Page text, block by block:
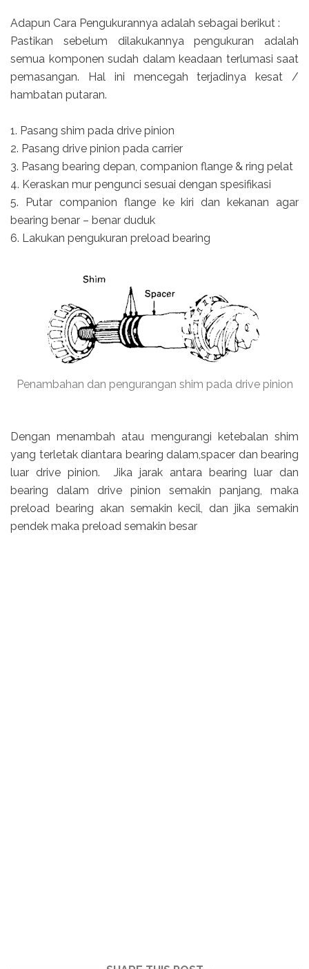
Adapun Cara Pengukurannya adalah sebagai berikut :
Pastikan sebelum dilakukannya pengukuran adalah
semua komponen sudah dalam keadaan terlumasi saat
pemasangan. Hal ini mencegah terjadinya kesat /
hambatan putaran.
1. Pasang shim pada drive pinion
2. Pasang drive pinion pada carrier
3. Pasang bearing depan, companion flange & ring pelat
4. Keraskan mur pengunci sesuai dengan spesifikasi
5. Putar companion flange ke kiri dan kekanan agar
bearing benar – benar duduk
6. Lakukan pengukuran preload bearing
Penambahan dan pengurangan shim pada drive pinion
Dengan menambah atau mengurangi ketebalan shim
yang terletak diantara bearing dalam,spacer dan bearing
luar drive pinion. Jika jarak antara bearing luar dan
bearing dalam drive pinion semakin panjang, maka
preload bearing akan semakin kecil, dan jika semakin
pendek maka preload semakin besar